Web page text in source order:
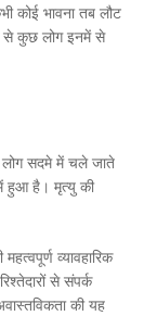
कोई भावना तब लौट
से कुछ लोग इनमें से
लोग सदमे में चले जाते
में हुआ है। मृत्यु की
व्यावहारिक
से संपर्क
की यह